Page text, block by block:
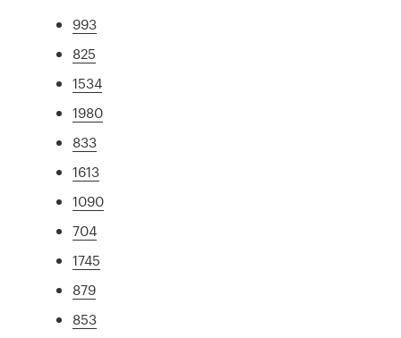
993
825
1534
1980
833
1613
1090
704
1745
879
853